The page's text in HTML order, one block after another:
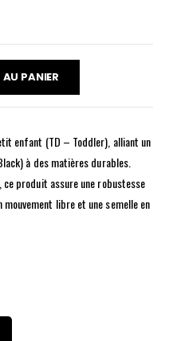
PANIER
enfant (TD – Toddler), alliant un
à des matières durables.
produit assure une robustesse
libre et une semelle en